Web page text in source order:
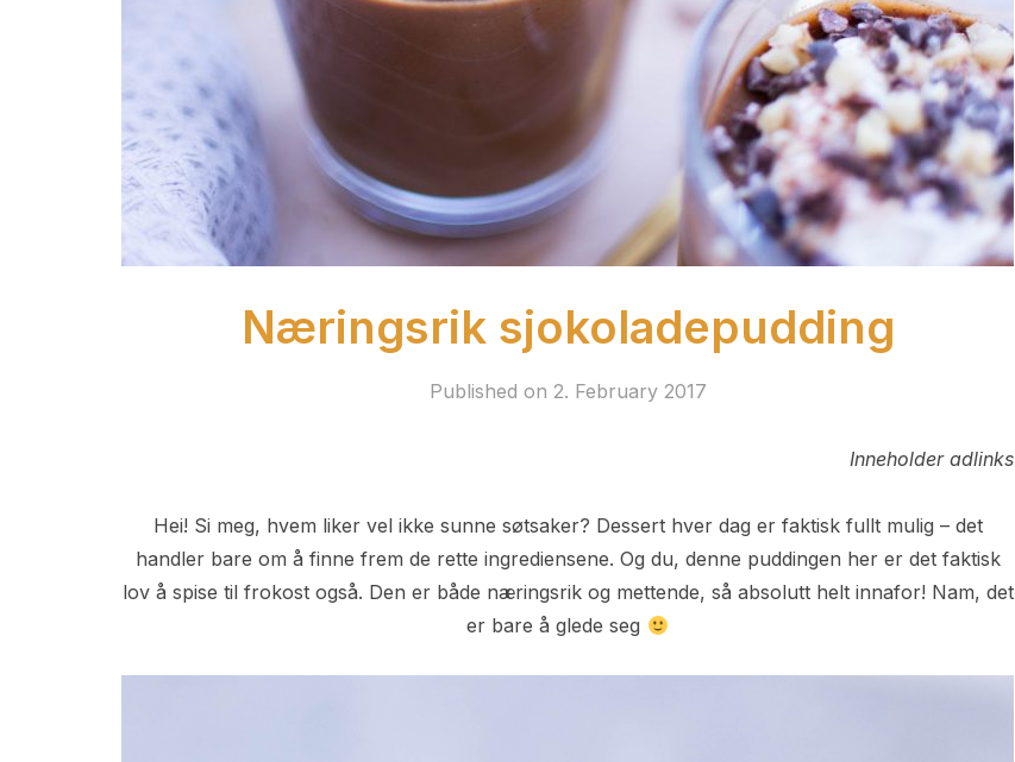
Næringsrik sjokoladepudding
Published on 2. February 2017
Inneholder adlinks
Hei! Si meg, hvem liker vel ikke sunne søtsaker? Dessert hver dag er faktisk fullt mulig – det
handler bare om å finne frem de rette ingrediensene. Og du, denne puddingen her er det faktisk
lov å spise til frokost også. Den er både næringsrik og mettende, så absolutt helt innafor! Nam, det
er bare å glede seg